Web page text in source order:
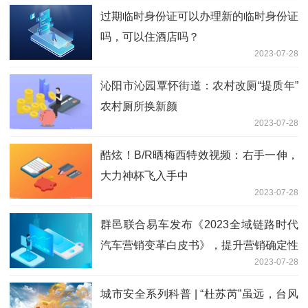
过期临时身份证可以办理新的临时身份证
吗，可以住酒店吗？
2023-07-28
沁阳市沁园覃怀街道：农村改厕“提质年”
农村厕所换新颜
2023-07-28
酷炫！B/R晒梅西特效视频：右手一伸，
大力神杯飞入手中
2023-07-28
群邑联合易车发布《2023全域链路时代
汽车营销变革白皮书》，提升营销确定性
2023-07-28
城市安全系列科普 | “杜苏芮”虽远，台风